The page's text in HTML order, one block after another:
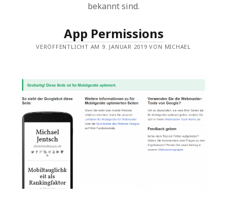
bekannt sind.
App Permissions
VERÖFFENTLICHT AM 9. JANUAR 2019 VON MICHAEL